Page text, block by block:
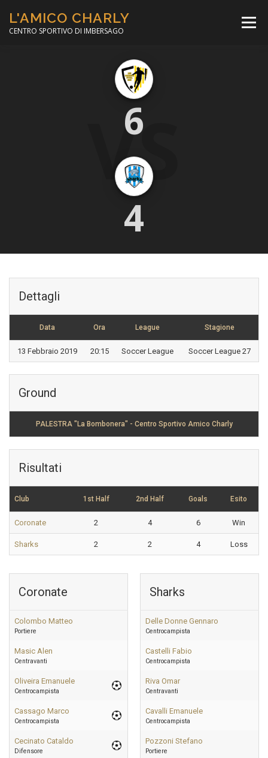
contenuto
L'AMICO CHARLY
CENTRO SPORTIVO DI IMBERSAGO
Menù
CORSO CALCIO A 5
MINIBASKET
VS
6
4
Dettagli
Data Ora League Stagione
13 Febbraio 2019 20:15 Soccer League Soccer League 27
Ground
PALESTRA "La Bombonera" - Centro Sportivo Amico Charly
Risultati
Club 1st Half 2nd Half Goals Esito
Coronate 2 4 6 Win
Sharks 2 2 4 Loss
Coronate
Colombo Matteo
Portiere
Masic Alen
Centravanti
Oliveira Emanuele
Centrocampista
Cassago Marco
Centrocampista
Cecinato Cataldo
Difensore
Sharks
Delle Donne Gennaro
Centrocampista
Castelli Fabio
Centrocampista
Riva Omar
Centravanti
Cavalli Emanuele
Centrocampista
Pozzoni Stefano
Portiere